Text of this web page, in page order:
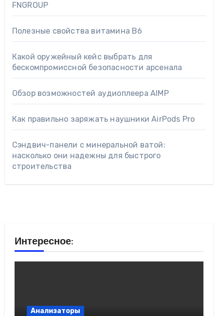
FNGROUP
Полезные свойства витамина B6
Какой оружейный кейс выбрать для
бескомпромиссной безопасности арсенала
Обзор возможностей аудиоплеера AIMP
Как правильно заряжать наушники AirPods Pro
Сэндвич-панели с минеральной ватой:
насколько они надежны для быстрого
строительства
Интересное:
Анализаторы